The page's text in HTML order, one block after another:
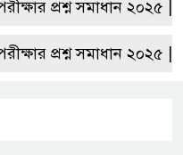
প্রশ্ন সমাধান ২০২৫ |
প্রশ্ন সমাধান ২০২৫ |